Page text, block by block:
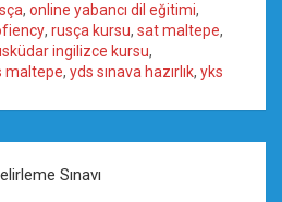
, online yabancı dil eğitimi,
, rusça kursu, sat maltepe,
ingilizce kursu,
maltepe, yds sınava hazırlık, yks
Sınavı